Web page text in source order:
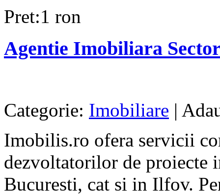
Pret:1 ron
Agentie Imobiliara
Categorie: Imobiliare |
Imobilis.ro ofera servicii
dezvoltatorilor de proiecte
Bucuresti, cat si in Ilfov.